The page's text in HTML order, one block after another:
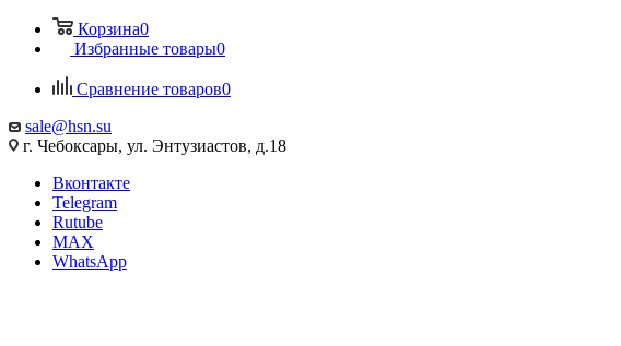
Корзина0
Избранные товары0
Сравнение товаров0
sale@hsn.su
г. Чебоксары, ул. Энтузиастов, д.18
Вконтакте
Telegram
Rutube
MAX
WhatsApp